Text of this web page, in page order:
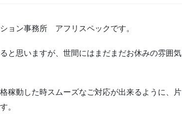
ョン事務所 アフリスペックです。
と思いますが、世間にはまだまだお休みの雰囲気
稼動した時スムーズなご対応が出来るように、片
。